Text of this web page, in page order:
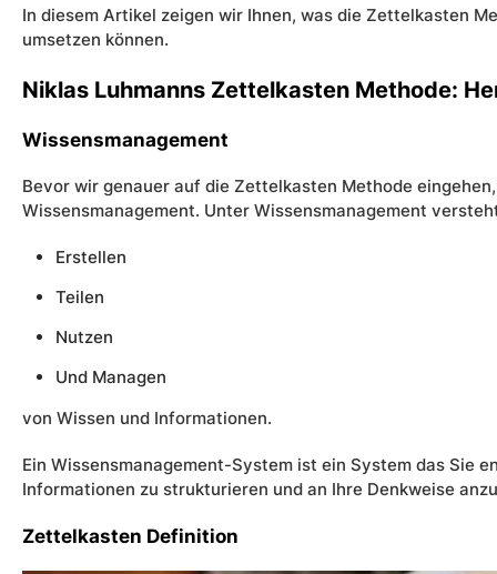
In diesem Artikel zeigen wir Ihnen, was die Zettelkasten
umsetzen können.
Niklas Luhmanns Zettelkasten Methode:
Wissensmanagement
Bevor wir genauer auf die Zettelkasten Methode
Wissensmanagement. Unter Wissensmanagement
Erstellen
Teilen
Nutzen
Und Managen
von Wissen und Informationen.
Ein Wissensmanagement-System ist ein System das Sie
Informationen zu strukturieren und an Ihre Denkweise
Zettelkasten Definition